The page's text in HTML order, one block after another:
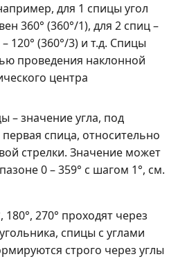
для 1 спицы угол
360° (360°/1), для 2 спиц –
120° (360°/3) и т.д. Спицы
проведения наклонной
центра
– значение угла, под
спица, относительно
стрелки. Значение может
0 – 359° с шагом 1°, см.
270° проходят через
спицы c углами
строго через углы